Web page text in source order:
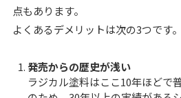
点もあります。
よくあるデメリットは次の3つです。
発売からの歴史が浅い
ラジカル塗料はここ10年ほどで